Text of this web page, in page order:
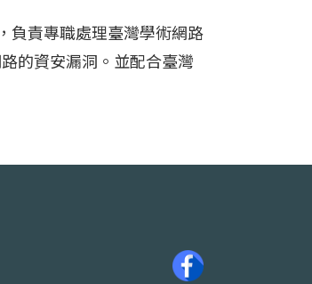
負責專職處理臺灣學術網路
的資安漏洞。並配合臺灣